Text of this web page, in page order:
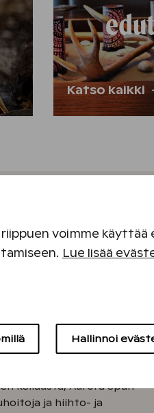
Katso kaikki
ja
vieressä, monipuolisten
lähettyvillä. Saariselän
keilausta, Aurora Span
ja hiihto- ja
voimme
Lue lisää
Hallinnoi